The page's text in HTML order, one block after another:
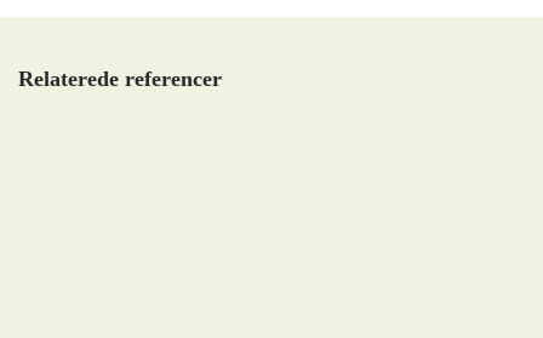
Relaterede referencer